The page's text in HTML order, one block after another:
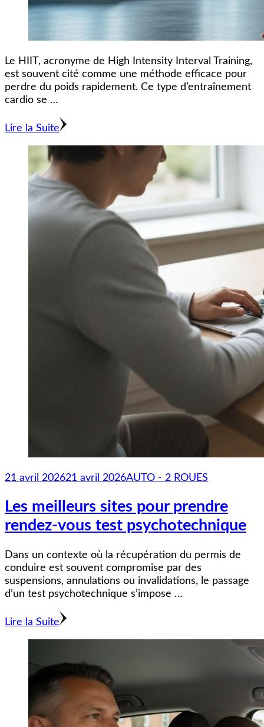
Le HIIT, acronyme de High Intensity Interval Training,
est souvent cité comme une méthode efficace pour
perdre du poids rapidement. Ce type d’entraînement
cardio se …
Lire la Suite
21 avril 202621 avril 2026AUTO - 2 ROUES
Les meilleurs sites pour prendre
rendez-vous test psychotechnique
Dans un contexte où la récupération du permis de
conduire est souvent compromise par des
suspensions, annulations ou invalidations, le passage
d’un test psychotechnique s’impose …
Lire la Suite